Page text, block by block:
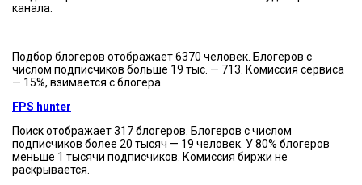
канала.
Подбор блогеров отображает 6370 человек. Блогеров с
числом подписчиков больше 19 тыс. — 713. Комиссия сервиса
— 15%, взимается с блогера.
FPS hunter
Поиск отображает 317 блогеров. Блогеров с числом
подписчиков более 20 тысяч — 19 человек. У 80% блогеров
меньше 1 тысячи подписчиков. Комиссия биржи не
раскрывается.